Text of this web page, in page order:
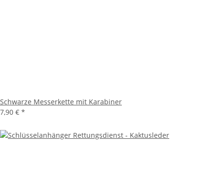
Schwarze Messerkette mit Karabiner
7,90 € *